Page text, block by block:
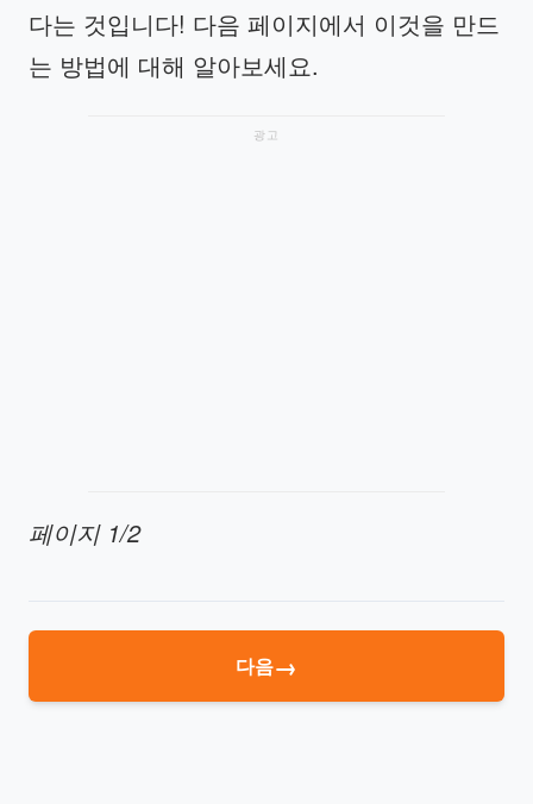
다는 것입니다! 다음 페이지에서 이것을 만드
는 방법에 대해 알아보세요.
광고
페이지1/2
다음→